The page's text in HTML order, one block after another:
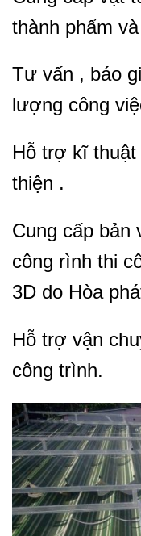
thành phẩm
Tư vấn , báo
lượng công
Hỗ trợ kĩ thuật
thiện .
Cung cấp bản
công rình thi
3D do Hòa
Hỗ trợ vận
công trình.